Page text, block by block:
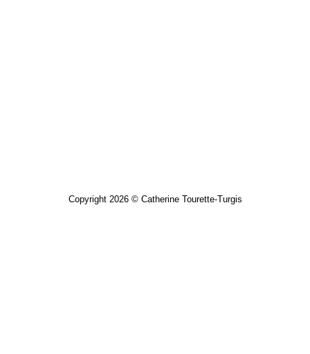
Copyright 2026 © Catherine Tourette-Turgis